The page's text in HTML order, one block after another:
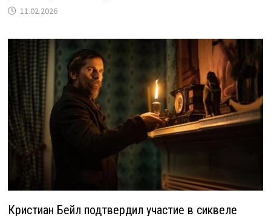
11.02.2026
Кристиан Бейл подтвердил участие в сиквеле